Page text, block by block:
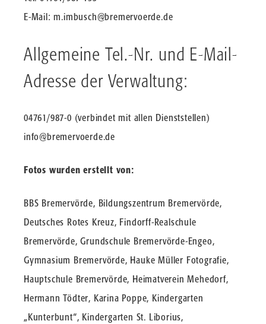
E-Mail:m.imbusch@bremervoerde.de
Allgemeine Tel.-Nr. und E-Mail-
Adresse der Verwaltung:
04761/987-0 (verbindet mit allen Dienststellen)
info@bremervoerde.de
Fotos wurden erstellt von:
BBS Bremervörde, Bildungszentrum Bremervörde,
Deutsches Rotes Kreuz, Findorff-Realschule
Bremervörde, Grundschule Bremervörde-Engeo,
Gymnasium Bremervörde, Hauke Müller Fotografie,
Hauptschule Bremervörde, Heimatverein Mehedorf,
Hermann Tödter, Karina Poppe, Kindergarten
„Kunterbunt“, Kindergarten St. Liborius,